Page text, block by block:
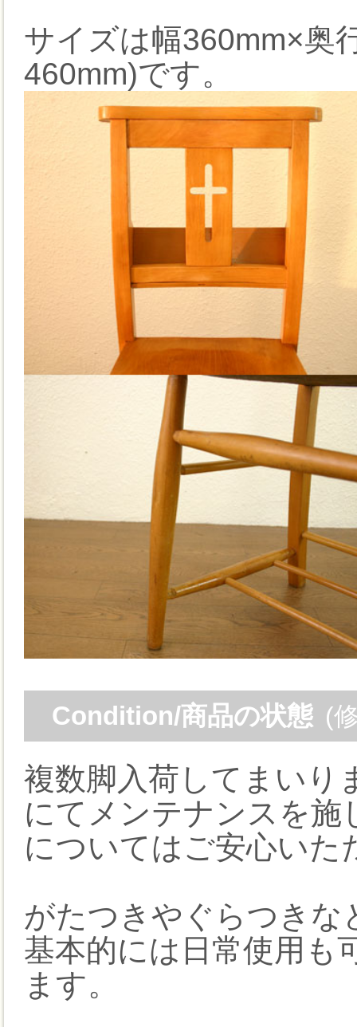
サイズは幅360mm×奥
460mm)です。
Condition/商品の状態 (
複数脚入荷してまいり
にてメンテナンスを施
についてはご安心いた
がたつきやぐらつきな
基本的には日常使用も
ます。